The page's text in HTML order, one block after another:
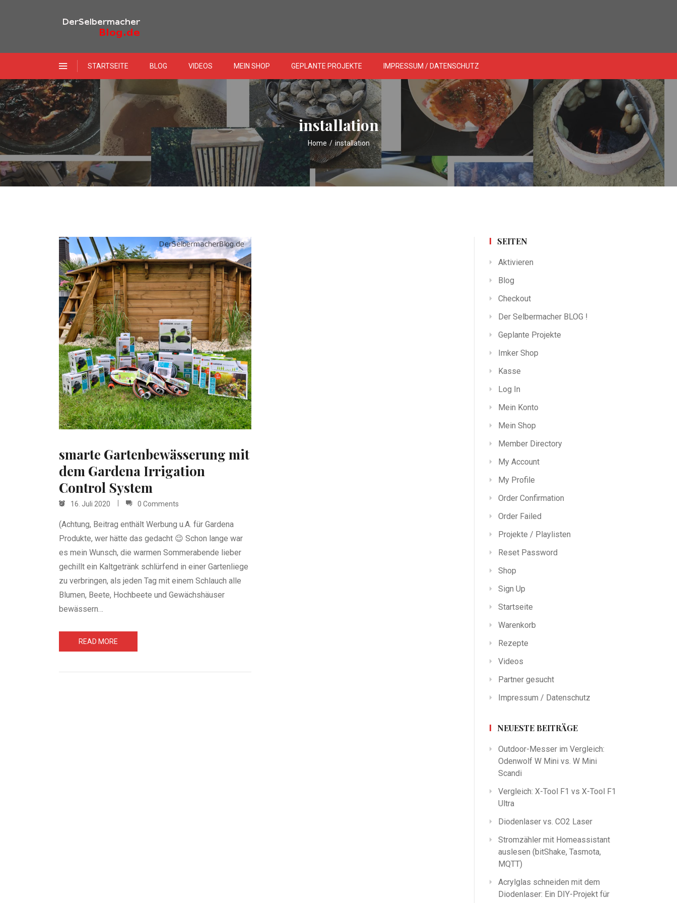
STARTSEITE BLOG VIDEOS MEIN SHOP GEPLANTE PROJEKTE IMPRESSUM / DATENSCHUTZ
installation
Home / installation
smarte Gartenbewässerung mit
dem Gardena Irrigation
Control System
16. Juli 2020 0 Comments
(Achtung, Beitrag enthält Werbung u.A. für Gardena
Produkte, wer hätte das gedacht 😉 Schon lange war
es mein Wunsch, die warmen Sommerabende lieber
gechillt ein Kaltgetränk schlürfend in einer Gartenliege
zu verbringen, als jeden Tag mit einem Schlauch alle
Blumen, Beete, Hochbeete und Gewächshäuser
bewässern…
READ MORE
SEITEN
Aktivieren
Blog
Checkout
Der Selbermacher BLOG !
Geplante Projekte
Imker Shop
Kasse
Log In
Mein Konto
Mein Shop
Member Directory
My Account
My Profile
Order Confirmation
Order Failed
Projekte / Playlisten
Reset Password
Shop
Sign Up
Startseite
Warenkorb
Rezepte
Videos
Partner gesucht
Impressum / Datenschutz
NEUESTE BEITRÄGE
Outdoor-Messer im Vergleich:
Odenwolf W Mini vs. W Mini
Scandi
Vergleich: X-Tool F1 vs X-Tool F1
Ultra
Diodenlaser vs. CO2 Laser
Stromzähler mit Homeassistant
auslesen (bitShake, Tasmota,
MQTT)
Acrylglas schneiden mit dem
Diodenlaser: Ein DIY-Projekt für